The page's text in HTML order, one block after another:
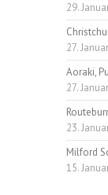
29.
27.
Aoraki,
27.
23.
Milford
15.